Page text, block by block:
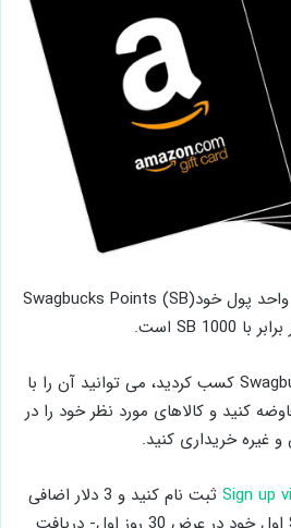
این برنامه پاداش خود را با واحد پول خودSwagbucks Points (SB)
هنگامی که 500 امتیاز Swagbucks کسب کردید، می توانید آن را با
5 دلاری معاوضه کنید و کالاهای مورد نظر خود را در
و غیره خریداری کنید.
Sign up
ثبت نام کنید و 3 دلار اضافی